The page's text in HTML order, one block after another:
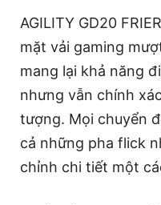
AGILITY GD20
mặt vải gaming
mang lại khả năng
nhưng vẫn chính
tượng. Mọi chuyển
cả những pha flick
chỉnh chi tiết một